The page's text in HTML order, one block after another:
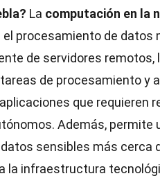
La computación en la
procesamiento de datos
de servidores
de procesamiento y
que requieren
Además, permite
sensibles más cerca
la infraestructura